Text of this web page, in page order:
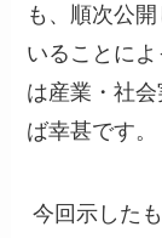
も、順次公
いることに
は産業・社
ば幸甚です。
今回示した